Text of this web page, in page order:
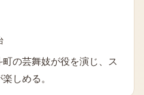
の芸舞妓が役を演じ、ス
しめる。